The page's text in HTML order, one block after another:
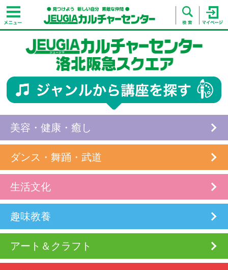
美容・健康・癒し
ダンス・舞踊・武道
生活文化
趣味教養
アート＆クラフト